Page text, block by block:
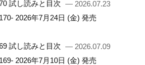
試し読みと目次 — 2026.07.23
2026年7月24日 (金) 発売
試し読みと目次 — 2026.07.09
2026年7月10日 (金) 発売